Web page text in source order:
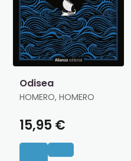
Odisea
HOMERO, HOMERO
15,95 €